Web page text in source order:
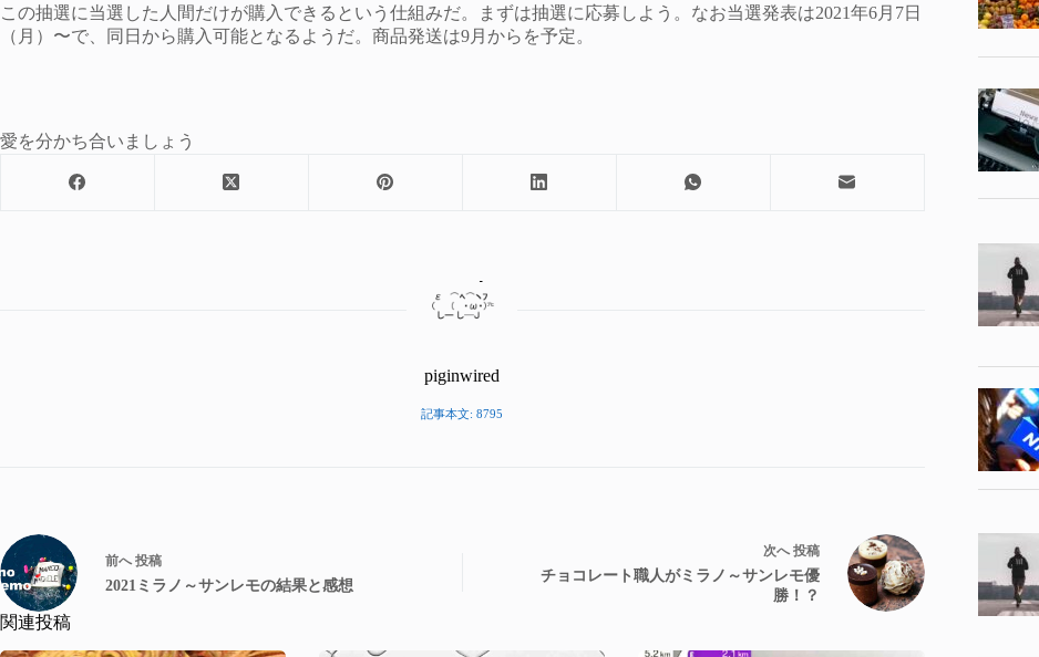
この抽選に当選した人間だけが購入できるという仕組みだ。まずは抽選に応募しよう。なお当選発表は2021年6月7日
（月）〜で、同日から購入可能となるようだ。商品発送は9月からを予定。
愛を分かち合いましょう
piginwired
記事本文: 8795
前へ投稿
2021ミラノ～サンレモの結果と感想
次へ投稿
チョコレート職人がミラノ～サンレモ優
勝！？
関連投稿